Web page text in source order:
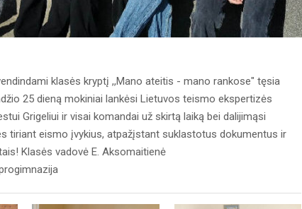
klasės kryptį ,,Mano ateitis - mano rankose" tęsia
25 dieną mokiniai lankėsi Lietuvos teismo ekspertizės
Grigeliui ir visai komandai už skirtą laiką bei dalijimąsi
tiriant eismo įvykius, atpažįstant suklastotus dokumentus ir
Klasės vadovė E. Aksomaitienė